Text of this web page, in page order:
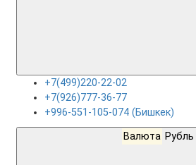
+7(499)220-22-02
+7(926)777-36-77
+996-551-105-074 (Бишкек)
Валюта Рубль